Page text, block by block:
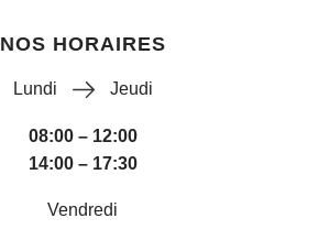
NOS HORAIRES
Lundi Jeudi
08:00 – 12:00
14:00 – 17:30
Vendredi